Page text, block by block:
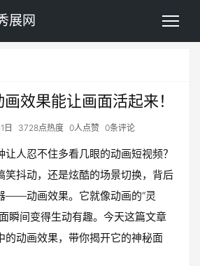
展网
效果能让画面活起来！
日 3728点热度 0人点赞 0条评论
人忍不住多看几眼的动画短视频？
笑抖动，还是炫酷的场景切换，背后
——动画效果。它就像动画的“灵
瞬间变得生动有趣。今天这篇文章
的动画效果，带你揭开它的神秘面